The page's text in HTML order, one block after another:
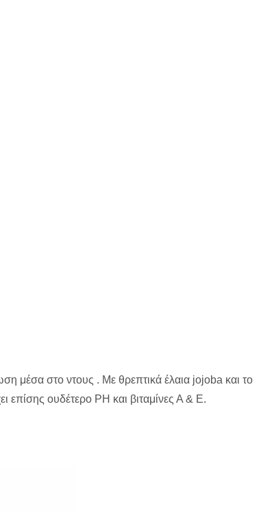
μέσα στο ντους . Με θρεπτικά έλαια jojoba και το
ουδέτερο PH και βιταμίνες Α & Ε.